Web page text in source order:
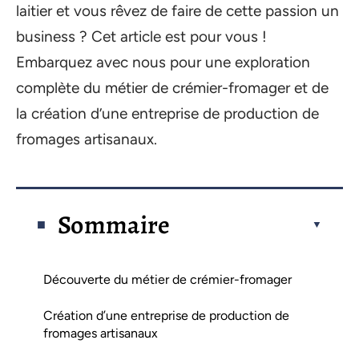
laitier et vous rêvez de faire de cette passion un
business ? Cet article est pour vous !
Embarquez avec nous pour une exploration
complète du métier de crémier-fromager et de
la création d’une entreprise de production de
fromages artisanaux.
Sommaire
Découverte du métier de crémier-fromager
Création d’une entreprise de production de
fromages artisanaux